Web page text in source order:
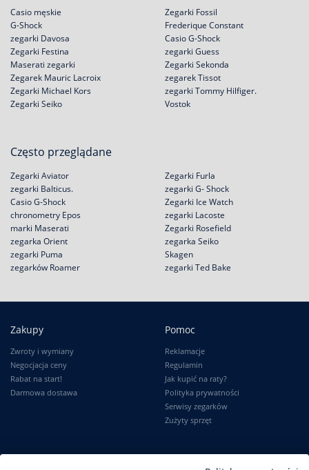
Casio męskie
G-Shock
zegarki Davosa
Zegarki Festina
Zegarki Fossil
Frederique Constant
Casio G-Shock
zegarki Guess
Maserati zegarki
Zegarek Mauric Lacroix
Zegarki Michael Kors
Zegarki Seiko
Zegarki Sekonda
zegarek Tissot
zegarki Tommy Hilfiger.
Vostok
Często przeglądane
Zegarki Aviator
zegarki Balticus.
Casio G-Shock
chronometry Epos
Zegarki Furla
zegarki G- Shock
Zegarki Ice Watch
zegarki Lacoste
marki Maserati
zegarka Orient
zegarki Puma
zegarków Roamer
Zegarki Rosefield
zegarka Seiko
Skagen
zegarki Ted Bake
Zakupy
Zwroty i wymiany
Negocjacja ceny
Rabat na start!
Darmowa dostawa
Pomoc
Reklamacje
Regulamin
Jak kupić na raty?
Polityka prywatności
Serwisy zegarków
Zużyty sprzęt
Informacje